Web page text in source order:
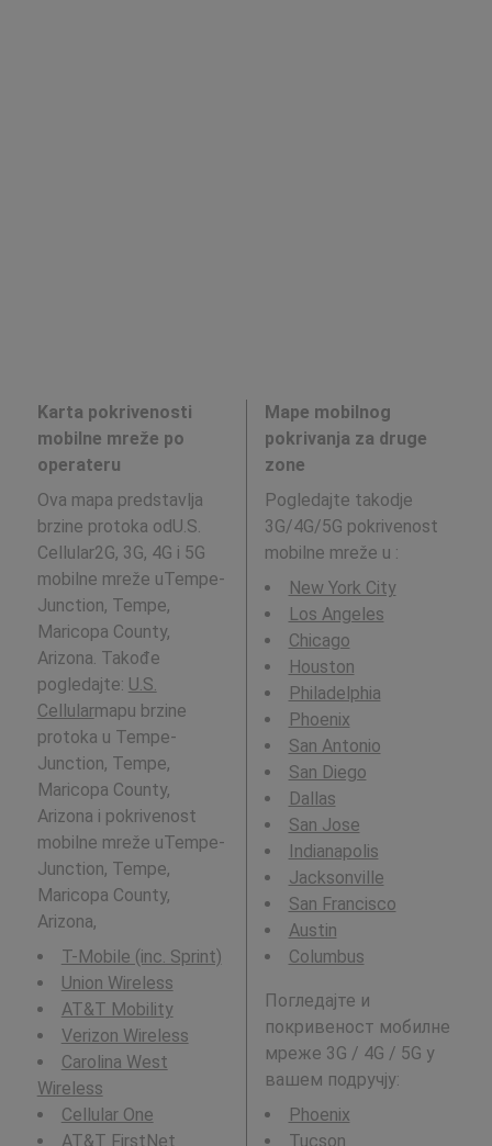
Karta pokrivenosti
mobilne mreže po
operateru
Ova mapa predstavlja
brzine protoka odU.S.
Cellular2G, 3G, 4G i 5G
mobilne mreže uTempe-
Junction, Tempe,
Maricopa County,
Arizona. Takođe
pogledajte: U.S.
Cellularmapu brzine
protoka u Tempe-
Junction, Tempe,
Maricopa County,
Arizona i pokrivenost
mobilne mreže uTempe-
Junction, Tempe,
Maricopa County,
Arizona,
T-Mobile (inc. Sprint)
Union Wireless
AT&T Mobility
Verizon Wireless
Carolina West
Wireless
Cellular One
AT&T FirstNet
Mape mobilnog
pokrivanja za druge
zone
Pogledajte takodje
3G/4G/5G pokrivenost
mobilne mreže u :
New York City
Los Angeles
Chicago
Houston
Philadelphia
Phoenix
San Antonio
San Diego
Dallas
San Jose
Indianapolis
Jacksonville
San Francisco
Austin
Columbus
Погледајте и
покривеност мобилне
мреже 3G / 4G / 5G у
вашем подручју:
Phoenix
Tucson